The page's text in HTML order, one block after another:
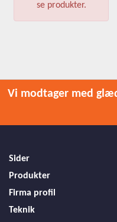
se produkter.
Vi modtager med
Sider
Produkter
Firma profil
Teknik